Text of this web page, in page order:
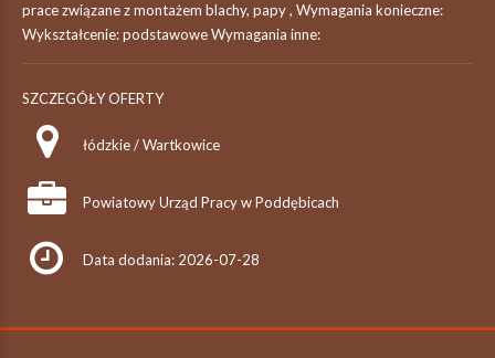
prace związane z montażem blachy, papy , Wymagania konieczne:
Wykształcenie: podstawowe Wymagania inne:
SZCZEGÓŁY OFERTY
łódzkie / Wartkowice
Powiatowy Urząd Pracy w Poddębicach
Data dodania: 2026-07-28